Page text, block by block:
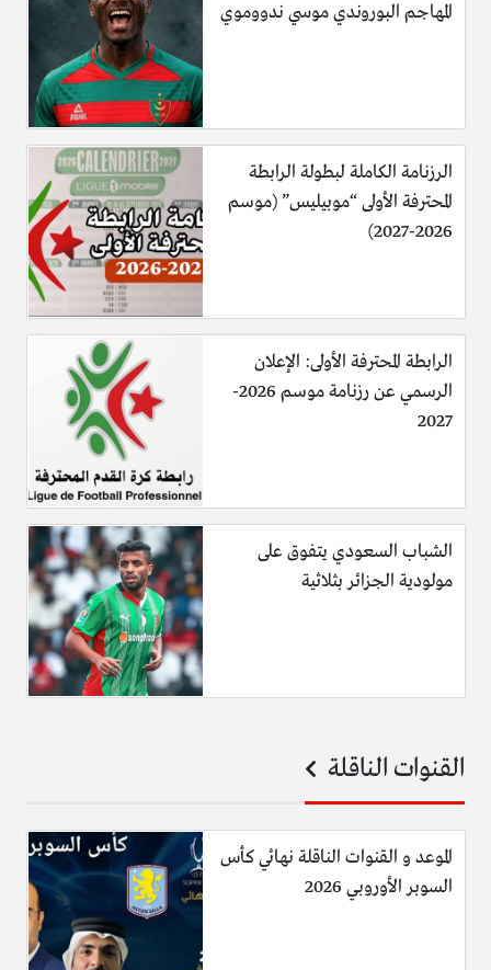
المهاجم البوروندي موسي ندووموي
الرزنامة الكاملة لبطولة الرابطة
المحترفة الأولى “موبيليس” (موسم
2026-2027)
الرابطة المحترفة الأولى: الإعلان
الرسمي عن رزنامة موسم 2026-
2027
الشباب السعودي يتفوق على
مولودية الجزائر بثلاثية
القنوات الناقلة
الموعد و القنوات الناقلة نهائي كأس
السوبر الأوروبي 2026